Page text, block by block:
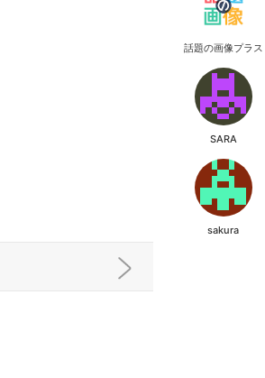
話題の画像プラス
SARA
sakura